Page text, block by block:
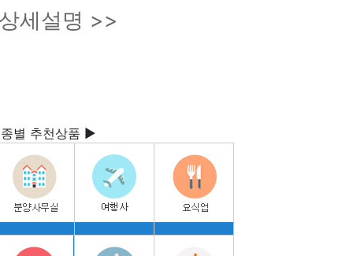
세설명 >>
별 추천상품 ▶